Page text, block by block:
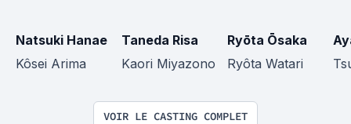
Natsuki Hanae
Kôsei Arima
Taneda Risa
Kaori Miyazono
Ryōta Ōsaka
Ryôta Watari
VOIR LE CASTING COMPLET